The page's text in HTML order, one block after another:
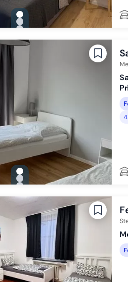
gallery.slide_selector
Zu Slide 1 wechseln
Zu Slide 2 wechseln
Zu Slide 4 wechseln
gallery.slide_selector
Zu Slide 1 wechseln
Zu Slide 2 wechseln
Zu Slide 4 wechseln
Zu Slide 5 wechseln
Zu Slide 6 wechseln